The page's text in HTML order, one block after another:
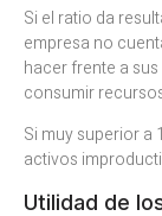
Si el ratio da
empresa no
hacer frente a
consumir
Si muy superior a
activos
Utilidad de